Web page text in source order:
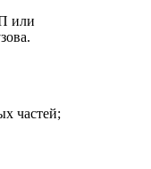
или
частей;